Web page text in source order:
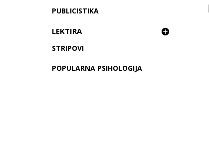
PUBLICISTIKA
LEKTIRA
STRIPOVI
POPULARNA PSIHOLOGIJA